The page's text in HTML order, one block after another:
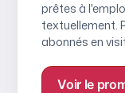
prêtes à
textuellement.
abonnés en
Voir le